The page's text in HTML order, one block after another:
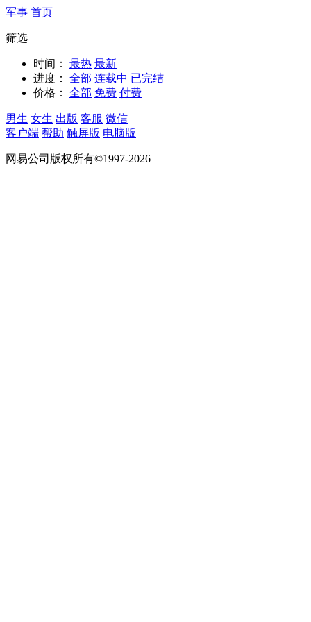
军事 首页
筛选
时间： 最热 最新
进度：
全部 连载中 已完结
价格：
全部 免费 付费
男生 女生 出版 客服 微信
客户端 帮助 触屏版 电脑版
网易公司版权所有©1997-2026